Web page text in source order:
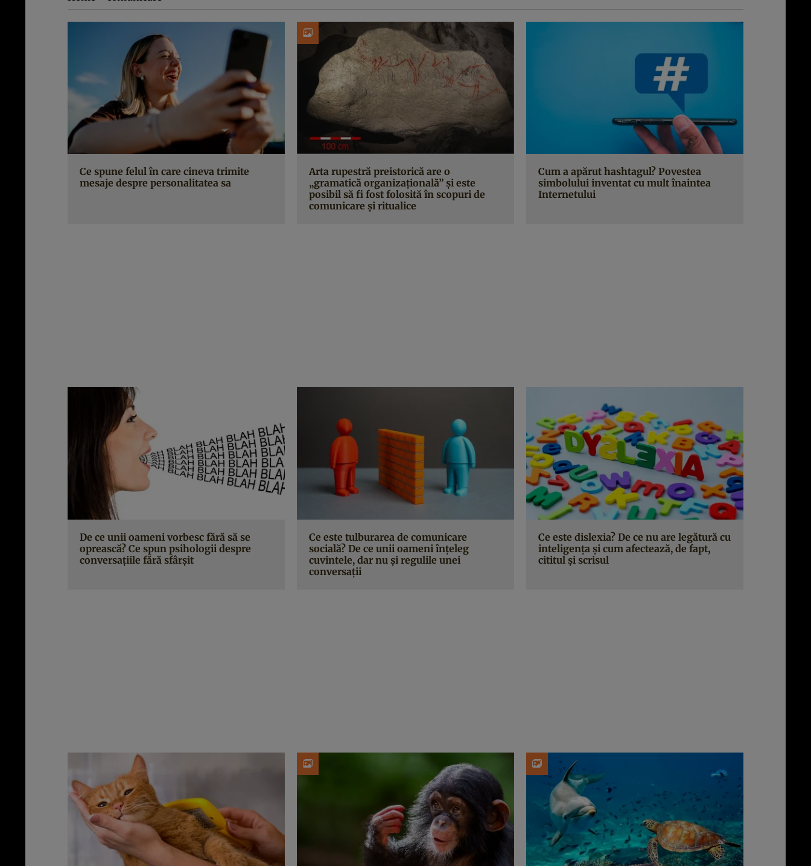
Ce spune felul în care cineva trimite
mesaje despre personalitatea sa
Arta rupestră preistorică are o
„gramatică organizațională” și este
posibil să fi fost folosită în scopuri de
comunicare și ritualice
Cum a apărut hashtagul? Povestea
simbolului inventat cu mult înaintea
Internetului
De ce unii oameni vorbesc fără să se
oprească? Ce spun psihologii despre
conversațiile fără sfârșit
Ce este tulburarea de comunicare
socială? De ce unii oameni înțeleg
cuvintele, dar nu și regulile unei
conversații
Ce este dislexia? De ce nu are legătură cu
inteligența și cum afectează, de fapt,
cititul și scrisul